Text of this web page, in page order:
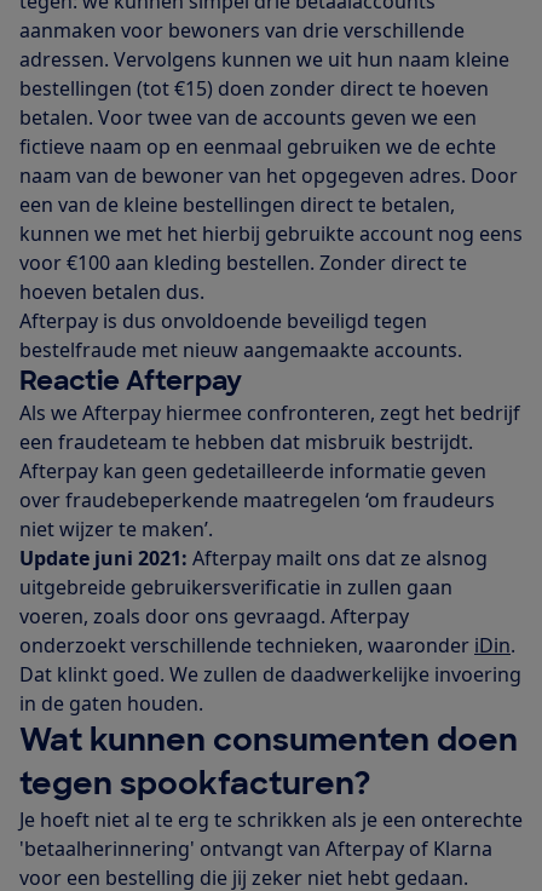
aanmaken voor bewoners van drie verschillende
adressen. Vervolgens kunnen we uit hun naam kleine
bestellingen (tot €15) doen zonder direct te hoeven
betalen. Voor twee van de accounts geven we een
fictieve naam op en eenmaal gebruiken we de echte
naam van de bewoner van het opgegeven adres. Door
een van de kleine bestellingen direct te betalen,
kunnen we met het hierbij gebruikte account nog eens
voor €100 aan kleding bestellen. Zonder direct te
hoeven betalen dus.
Afterpay is dus onvoldoende beveiligd tegen
bestelfraude met nieuw aangemaakte accounts.
Reactie Afterpay
Als we Afterpay hiermee confronteren, zegt het bedrijf
een fraudeteam te hebben dat misbruik bestrijdt.
Afterpay kan geen gedetailleerde informatie geven
over fraudebeperkende maatregelen ‘om fraudeurs
niet wijzer te maken’.
Update juni 2021: Afterpay mailt ons dat ze alsnog
uitgebreide gebruikersverificatie in zullen gaan
voeren, zoals door ons gevraagd. Afterpay
onderzoekt verschillende technieken, waaronder iDin.
Dat klinkt goed. We zullen de daadwerkelijke invoering
in de gaten houden.
Wat kunnen consumenten doen
tegen spookfacturen?
Je hoeft niet al te erg te schrikken als je een onterechte
'betaalherinnering' ontvangt van Afterpay of Klarna
voor een bestelling die jij zeker niet hebt gedaan.